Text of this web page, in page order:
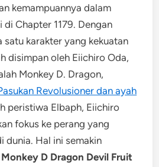
kemampuannya dalam
di Chapter 1179. Dengan
satu karakter yang kekuatan
disimpan oleh Eiichiro Oda,
Monkey D. Dragon,
Revolusioner dan ayah
peristiwa Elbaph, Eiichiro
fokus ke perang yang
dunia. Hal ini semakin
Monkey D Dragon Devil Fruit